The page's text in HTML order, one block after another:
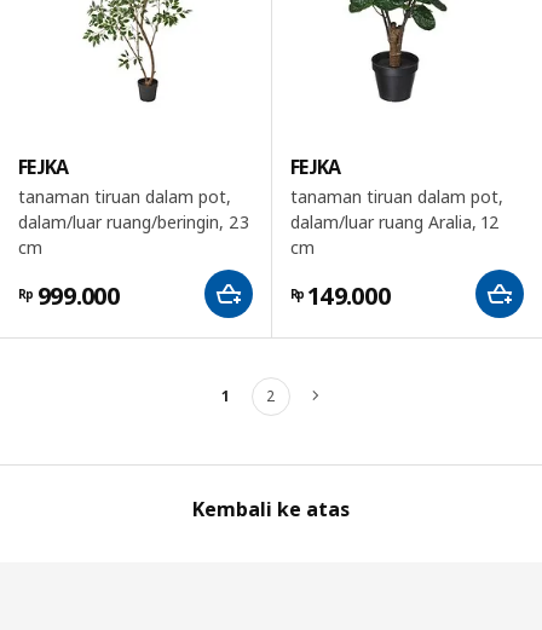
FEJKA
tanaman tiruan dalam pot,
dalam/luar ruang/beringin, 23
cm
Rp 999.000
FEJKA
tanaman tiruan dalam pot,
dalam/luar ruang Aralia, 12
cm
Rp 149.000
1 2 Berikutnya
Kembali ke atas